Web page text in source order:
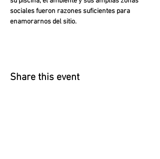
sociales fueron razones suficientes para
enamorarnos del sitio.
Share this event